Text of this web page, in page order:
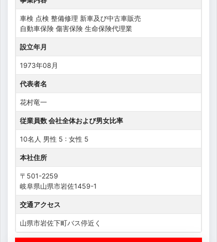
車検 点検 整備修理 新車及び中古車販売
自動車保険 傷害保険 生命保険代理業
設立年月
1973年08月
代表者名
花村竜一
従業員数 会社全体および男女比率
10名人 男性 5 : 女性 5
本社住所
〒501-2259
岐阜県山県市岩佐1459-1
交通アクセス
山県市岩佐下町バス停近く